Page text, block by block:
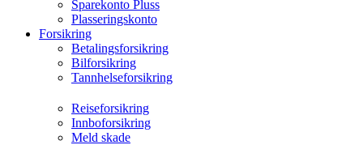
Sparekonto Pluss
Plasseringskonto
Forsikring
Betalingsforsikring
Bilforsikring
Tannhelseforsikring
Reiseforsikring
Innboforsikring
Meld skade